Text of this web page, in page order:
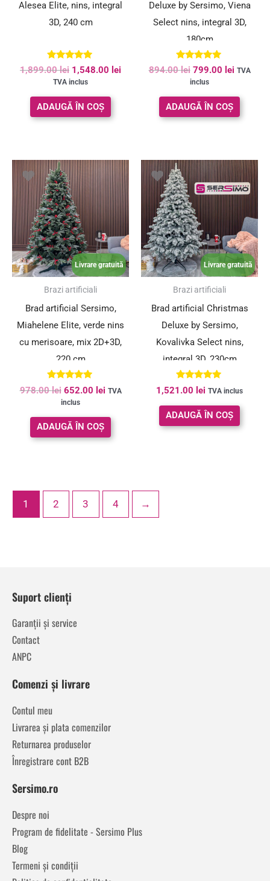
Alesea Elite, nins, integral
3D, 240 cm
Evaluat la
5.00
din 5
1,899.00lei 1,548.00 lei
TVA inclus
ADAUGĂ ÎN COȘ
Deluxe by Sersimo, Viena
Select nins, integral 3D,
180cm
Evaluat la
5.00
din 5
894.00lei 799.00 lei TVA
inclus
ADAUGĂ ÎN COȘ
SUPER PREȚ!
Livrare gratuită
Brazi artificiali
Brad artificial Sersimo,
Miahelene Elite, verde nins
cu merisoare, mix 2D+3D,
220 cm
Evaluat la
5.00
din 5
978.00lei
Prețul
inițial
a
fost:
978.00 lei.
652.00 lei
curent
este:
652.00 lei.
TVA
inclus
ADAUGĂ ÎN COȘ
Livrare gratuită
Brazi artificiali
Brad artificial Christmas
Deluxe by Sersimo,
Kovalivka Select nins,
integral 3D, 230cm
Evaluat la
5.00
din 5
1,521.00 lei TVA inclus
ADAUGĂ ÎN COȘ
1 2 3 4 →
Suport clienți
Garanții și service
Contact
ANPC
Comenzi și livrare
Contul meu
Livrarea și plata comenzilor
Returnarea produselor
Înregistrare cont B2B
Sersimo.ro
Despre noi
Program de fidelitate - Sersimo Plus
Blog
Termeni și condiții